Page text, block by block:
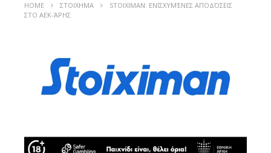
HOME ΣΤΟΙΧΗΜΑ
STOIXIMAN: ΕΝΙΣΧΥΜΈΝΕΣ ΑΠΟΔΌΣΕΙΣ
ΣΤΟ ΑΕΚ-ΆΡΗΣ